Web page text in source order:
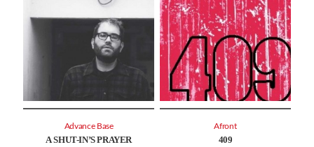
A SHUT-IN’S PRAYER
Advance Base
409
Afront